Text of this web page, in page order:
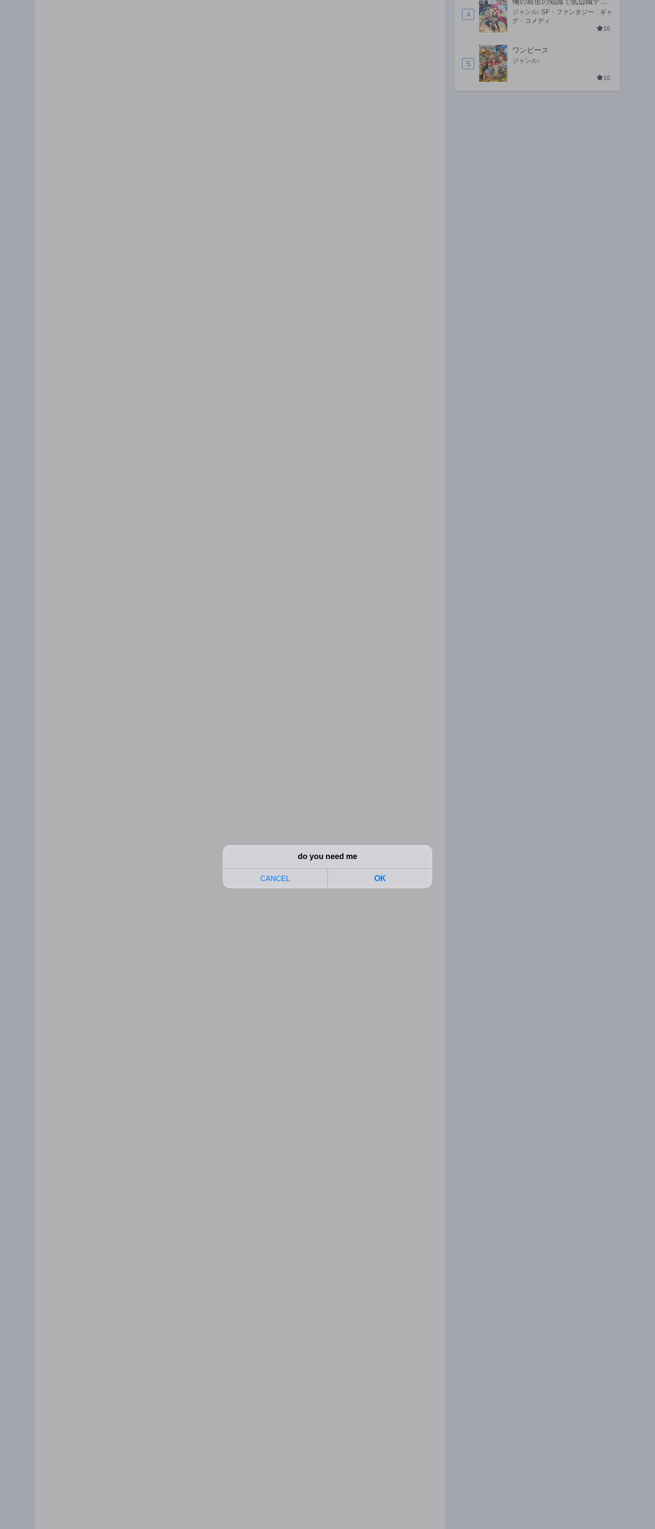
4
マーが上級職になってしまい
そうな件
ジャンル: SF・ファンタジー
ギャ
グ・コメディ
10
5
ワンピース
ジャンル:
10